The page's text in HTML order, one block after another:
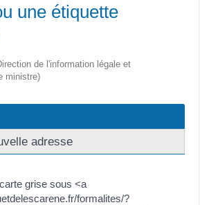
une étiquette
de l'information légale et
ministre)
adresse
grise sous <a
formalites/?